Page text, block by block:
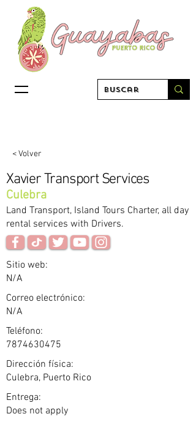
< Volver
Xavier Transport Services
Culebra
Land Transport, Island Tours Charter, all day
rental services with Drivers.
Sitio web:
N/A
Correo electrónico:
N/A
Teléfono:
7874630475
Dirección física:
Culebra, Puerto Rico
Entrega:
Does not apply